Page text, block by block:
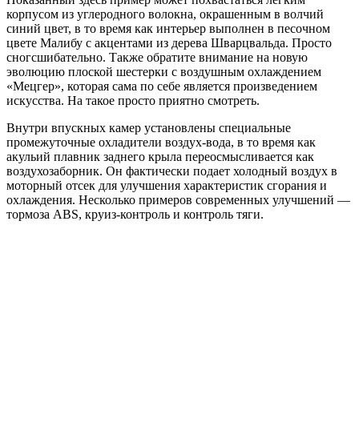
корпусом из углеродного волокна, окрашенным в волчий
синий цвет, в то время как интерьер выполнен в песочном
цвете Малибу с акцентами из дерева Шварцвальда. Просто
сногсшибательно. Также обратите внимание на новую
эволюцию плоской шестерки с воздушным охлаждением
«Мецгер», которая сама по себе является произведением
искусства. На такое просто приятно смотреть.
Внутри впускных камер установлены специальные
промежуточные охладители воздух-вода, в то время как
акульий плавник заднего крыла переосмысливается как
воздухозаборник. Он фактически подает холодный воздух в
моторный отсек для улучшения характеристик сгорания и
охлаждения. Несколько примеров современных улучшений —
тормоза ABS, круиз-контроль и контроль тяги.